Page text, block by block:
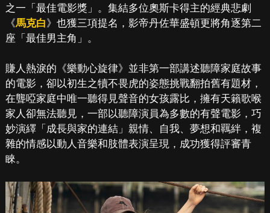
之一「最佳電影獎」。集結多位奧斯卡得主的經典悲劇
《馬克白》也獲三項提名，影帝丹佐華盛頓更將角逐第二
座「最佳男主角」。
賺人熱淚的《樂動心旋律》並非第一部講述聽障家庭故事
的電影，卻以初生之犢不畏虎的姿態挑戰翻拍舊有題材，
在聾啞家庭中唯一聽得見聲音的女孩露比，擁有天籟歌喉
家人卻無法聽見，一部以聽障演員為多數的有聲電影，巧
妙演繹「成長與家的連結」親情、自我、夢想和羈絆，複
雜的情感以動人音樂和肢體表演呈現，成功獲得評審青
睞。